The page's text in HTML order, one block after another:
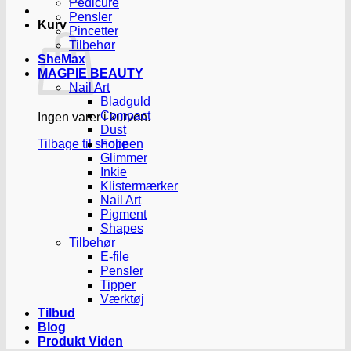
Kurv
Ingen varer i kurven.
Tilbage til shoppen
Pedicure
Pensler
Pincetter
Tilbehør
SheMax
MAGPIE BEAUTY
Nail Art
Bladguld
Compact
Dust
Folie
Glimmer
Inkie
Klistermærker
Nail Art
Pigment
Shapes
Tilbehør
E-file
Pensler
Tipper
Værktøj
Tilbud
Blog
Produkt Viden